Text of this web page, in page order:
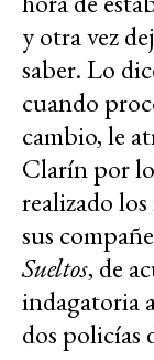
y otra vez
saber. Lo
cuando
cambio, le
Clarín por
realizado
sus
Sueltos, de
indagatoria
dos policías